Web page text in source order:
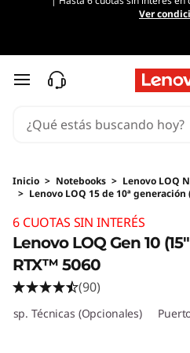
Ver
Ir al contenido principal
Inicio > Notebooks > Lenovo LOQ
> Lenovo LOQ 15 de 10ª generación
6 CUOTAS SIN INTERÉS
Lenovo LOQ Gen 10
RTX™ 5060
(90)
Esp. Técnicas (Opcionales)